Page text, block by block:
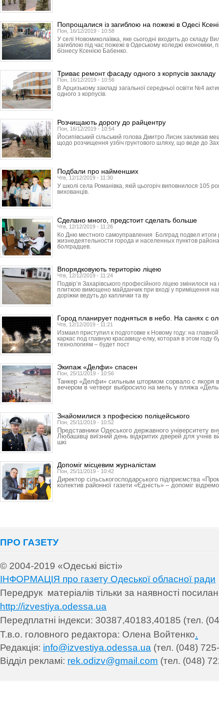
Попрощалися із загиблою на пожежі в Одесі
Пон, 16/12/2019 - 10:58
У селі Новомиколаївка, яке сьогодні входить до складу
загиблою під час пожежі в Одеському коледжі економіки,
бізнесу Ксенією Бабенко.
Триває ремонт фасаду одного з корпусів закладу
Пон, 16/12/2019 - 10:56
В Арцизькому закладі загальної середньої освіти №4
одного з корпусів.
Розчищають дорогу до райцентру
Пон, 16/12/2019 - 10:54
Йосипівський сільський голова Дмитро Лисик закликав
щодо розчищення узбіч грунтового шляху, що веде до
Подбали про найменших
Чтв, 12/12/2019 - 11:30
У школі села Романівка, якій цьогоріч виповнилося 105
вихованців.
Сделано много, предстоит сделать больше
Чтв, 12/12/2019 - 11:26
Ко Дню местного самоуправления Болград подвел
жизнедеятельности города и населенных пунктов
болградцев.
Впорядковують територію ліцею
Чтв, 12/12/2019 - 11:24
Подвір’я Захарівського професійного ліцею змінилося
плиткою вимощено майданчик при вході у приміщення
доріжки ведуть до каплички та ву
Город планирует подняться в небо. На санях с
Чтв, 12/12/2019 - 11:21
Измаил приступил к подготовке к Новому году: на
каркас под главную красавицу-елку, которая в этом году
технологиям – будет пост
Экипаж «Делфи» спасен
Пон, 25/11/2019 - 10:56
Танкер «Делфи» сильным штормом сорвало с якоря
вечером в четверг выбросило на мель у пляжа
Знайомилися з професією поліцейського
Пон, 25/11/2019 - 10:52
Представники Одеського державного університету
Любашівці виїзний день відкритих дверей для учнів
шкі
Допоміг місцевим журналістам
Пон, 25/11/2019 - 10:42
Директор сільськогосподарського підприємства
колектив районної газети «Єдність» – допоміг
ПРО ГАЗЕТУ
© 2004-2019 «Одеські вісті»
ІНФОРМАЦІЯ про газету Одеської обласної ради
Передрук матеріалів тільки за наявності
http://izvestiya.odessa.ua
Передплатні індекси: 30387,40183,40185 (тел.
Т.в.о. головного редактора: Олена Войтенко.
Редакція: info@izvestiya.odessa.ua (тел. (048)
Відділ рекламі: rek.odizv@gmail.com (тел. (048)